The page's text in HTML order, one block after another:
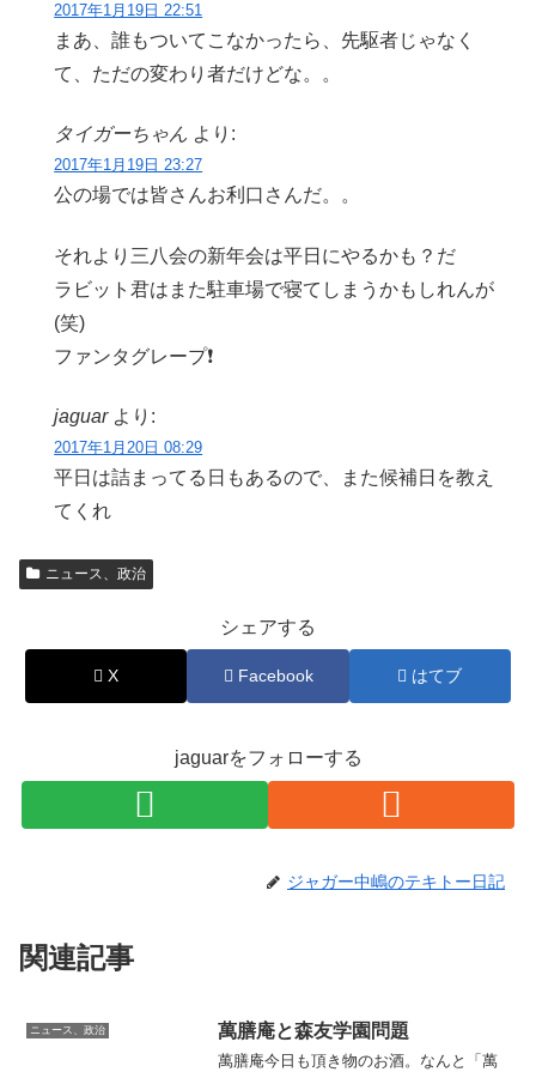
2017年1月19日 22:51
まあ、誰もついてこなかったら、先駆者じゃなく
て、ただの変わり者だけどな。。
タイガーちゃん より:
2017年1月19日 23:27
公の場では皆さんお利口さんだ。。
それより三八会の新年会は平日にやるかも？だ
ラビット君はまた駐車場で寝てしまうかもしれんが
(笑)
ファンタグレープ❗
jaguar より:
2017年1月20日 08:29
平日は詰まってる日もあるので、また候補日を教え
てくれ
ニュース、政治
シェアする
X Facebook はてブ
jaguarをフォローする
ジャガー中嶋のテキトー日記
関連記事
ニュース、政治 萬膳庵と森友学園問題
萬膳庵今日も頂き物のお酒。なんと「萬